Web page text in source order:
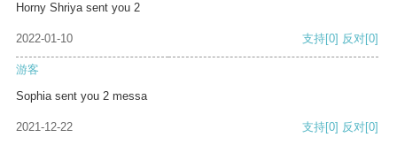
Horny Shriya sent you 2
2022-01-10 支持[0] 反对[0]
游客
Sophia sent you 2 messa
2021-12-22 支持[0] 反对[0]